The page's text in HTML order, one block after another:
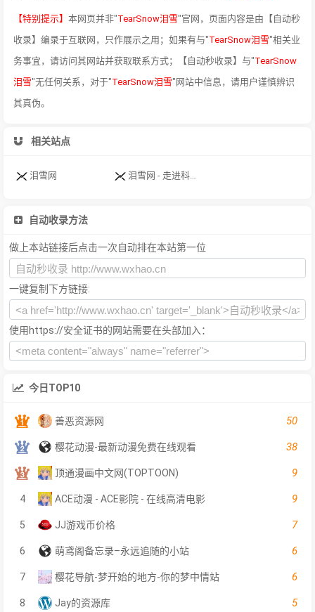
【特别提示】 本网页并非"TearSnow泪雪"官网，页面内容是由【自动秒
收录】编录于互联网，只作展示之用；如果有与"TearSnow泪雪"相关业
务事宜，请访问其网站并获取联系方式；【自动秒收录】与"TearSnow
泪雪"无任何关系，对于"TearSnow泪雪"网站中信息，请用户谨慎辨识
其真伪。
相关站点
泪雪网 泪雪网 - 走进科技生活方式！
自动收录方法
做上本站链接后点击一次自动排在本站第一位
一键复制下方链接:
使用https://安全证书的网站需要在头部加入：
今日TOP10
善恶资源网 50
樱花动漫-最新动漫免费在线观看 38
顶通漫画中文网(TOPTOON) 9
4 ACE动漫 - ACE影院 - 在线高清电影 9
5 JJ游戏币价格 7
6 萌鸢阁备忘录–永远追随的小站 6
7 樱花导航-梦开始的地方-你的梦中情站 6
8 Jay的资源库 5